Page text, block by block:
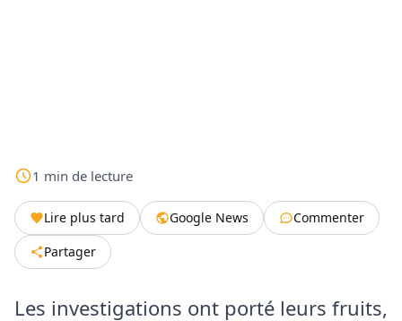
1 min de lecture
Lire plus tard Google News
Commenter
Partager
Les investigations ont porté leurs fruits,